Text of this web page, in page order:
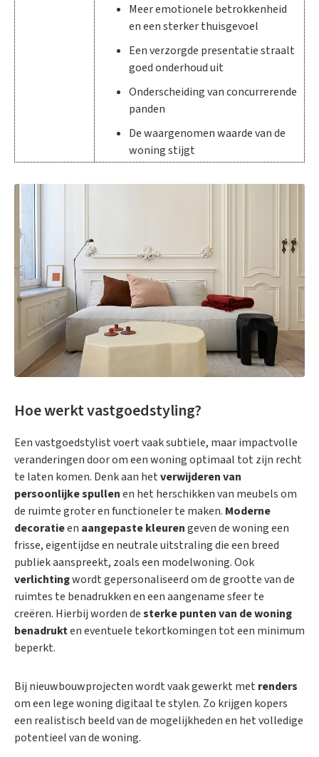
Meer emotionele betrokkenheid
en een sterker thuisgevoel
Een verzorgde presentatie straalt
goed onderhoud uit
Onderscheiding van concurrerende
panden
De waargenomen waarde van de
woning stijgt
Hoe werkt vastgoedstyling?
Een vastgoedstylist voert vaak subtiele, maar impactvolle
veranderingen door om een woning optimaal tot zijn recht
te laten komen. Denk aan hetverwijderen van
persoonlijke spullenen het herschikken van meubels om
de ruimte groter en functioneler te maken. Moderne
decoratieen aangepaste kleurengeven de woning een
frisse, eigentijdse en neutrale uitstraling die een breed
publiek aanspreekt, zoals een modelwoning. Ook
verlichtingwordt gepersonaliseerd om de grootte van de
ruimtes te benadrukken en een aangename sfeer te
creëren. Hierbij worden desterke punten van de woning
benadrukten eventuele tekortkomingen tot een minimum
beperkt.
Bij nieuwbouwprojecten wordt vaak gewerkt met renders
om een lege woning digitaal te stylen. Zo krijgen kopers
een realistisch beeld van de mogelijkheden en het volledige
potentieel van de woning.